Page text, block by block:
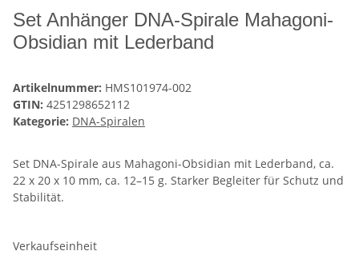
Set Anhänger DNA-Spirale Mahagoni-
Obsidian mit Lederband
Artikelnummer: HMS101974-002
GTIN: 4251298652112
Kategorie: DNA-Spiralen
Set DNA-Spirale aus Mahagoni-Obsidian mit Lederband, ca.
22 x 20 x 10 mm, ca. 12–15 g. Starker Begleiter für Schutz und
Stabilität.
Verkaufseinheit